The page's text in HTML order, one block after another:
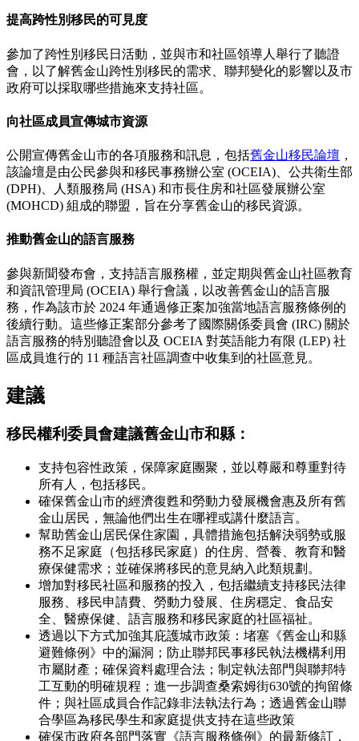
提高跨性別移民的可見度
參加了跨性別移民日活動，並與市和社區領導人舉行了聽證
會，以了解舊金山跨性別移民的需求、聯邦變化的影響以及市
政府可以採取哪些措施來支持社區。
向社區成員宣傳城市資源
公開宣傳舊金山市的各項服務和訊息，包括舊金山移民論壇 ，
該論壇是由公民參與和移民事務辦公室 (OCEIA)、公共衛生部
(DPH)、人類服務局 (HSA) 和市長住房和社區發展辦公室
(MOHCD) 組成的聯盟，旨在分享舊金山的移民資源。
推動舊金山的語言服務
參與新聞發布會，支持語言服務權，並定期與舊金山社區教育
和資訊管理局 (OCEIA) 舉行會議，以改善舊金山的語言服
務，作為該市於 2024 年通過修正案加強當地語言服務條例的
後續行動。這些修正案部分參考了國際關係委員會 (IRC) 關於
語言服務的特別聽證會以及 OCEIA 對英語能力有限 (LEP) 社
區成員進行的 11 種語言社區調查中收集到的社區意見。
建議
移民權利委員會建議舊金山市和縣：
支持包容性政策，保障家庭團聚，並以尊嚴和尊重對待
所有人，包括移民。
確保舊金山市的經濟復甦和勞動力發展機會惠及所有舊
金山居民，無論他們出生在哪裡或講什麼語言。
幫助舊金山居民保住家園，具體措施包括解決弱勢或服
務不足家庭（包括移民家庭）的住房、營養、教育和醫
療保健需求；並確保將移民的意見納入此類規劃。
增加對移民社區和服務的投入，包括繼續支持移民法律
服務、移民申請費、勞動力發展、住房穩定、食品安
全、醫療保健、語言服務和移民家庭的社區福祉。
透過以下方式加強其庇護城市政策：堵塞《舊金山和縣
避難條例》中的漏洞；防止聯邦民事移民執法機構利用
市屬財產；確保資料處理合法；制定執法部門與聯邦特
工互動的明確規程；進一步調查桑索姆街630號的拘留條
件；與社區成員合作記錄非法執法行為；透過舊金山聯
合學區為移民學生和家庭提供支持在這些政策
確保市政府各部門落實《語言服務條例》的最新修訂，